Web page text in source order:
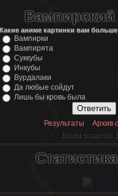
Какие аниме картинки вам больше
Вампирки
Вампирята
Суккубы
Инкубы
Вурдалаки
Да любые сойдут
Лишь бы кровь была
Результаты ·Архив
Всего ответов: